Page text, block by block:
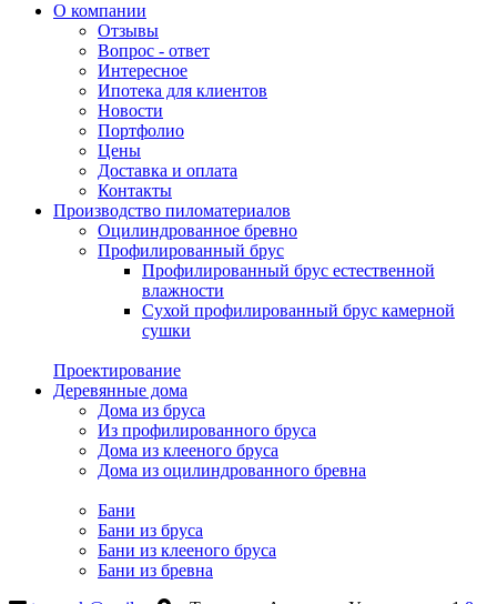
О компании
Отзывы
Вопрос - ответ
Интересное
Ипотека для клиентов
Новости
Портфолио
Цены
Доставка и оплата
Контакты
Производство пиломатериалов
Оцилиндрованное бревно
Профилированный брус
Профилированный брус естественной
влажности
Сухой профилированный брус камерной
сушки
Проектирование
Деревянные дома
Дома из бруса
Из профилированного бруса
Дома из клееного бруса
Дома из оцилиндрованного бревна
Бани
Бани из бруса
Бани из клееного бруса
Бани из бревна